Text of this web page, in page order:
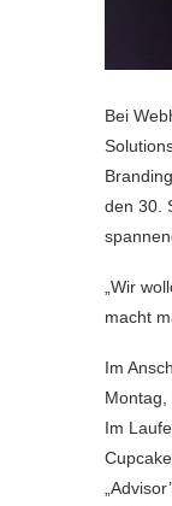
Bei
den 30.
„Wir
macht
Im
Montag,
Im